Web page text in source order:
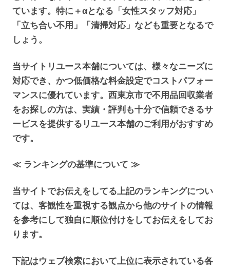
ています。特に＋αとなる「女性スタッフ対応」
「立ち合い不用」「清掃対応」なども重要となるで
しょう。
当サイトリユース本舗については、様々なニーズに
対応でき、かつ低価格な料金設定でコストパフォー
マンスに優れています。西東京市で不用品回収業者
をお探しの方は、実績・評判も十分で信頼できるサ
ービスを提供するリユース本舗のご利用がおすすめ
です。
≪ ランキングの基準について ≫
当サイトでお伝えをしてる上記のランキングについ
ては、客観性を重視する観点から他のサイトの情報
を参考にして独自に順位付けをしてお伝えをしてお
ります。
下記はウェブ検索において上位に表示されている各